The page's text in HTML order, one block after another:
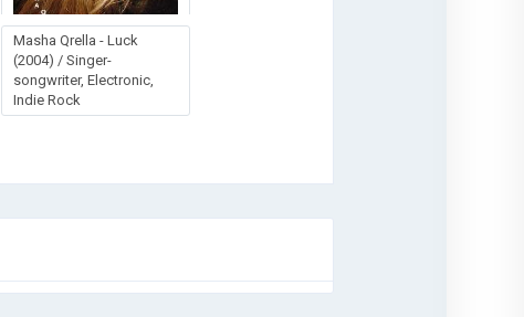
Masha Qrella - Luck
(2004) / Singer-
songwriter, Electronic,
Indie Rock